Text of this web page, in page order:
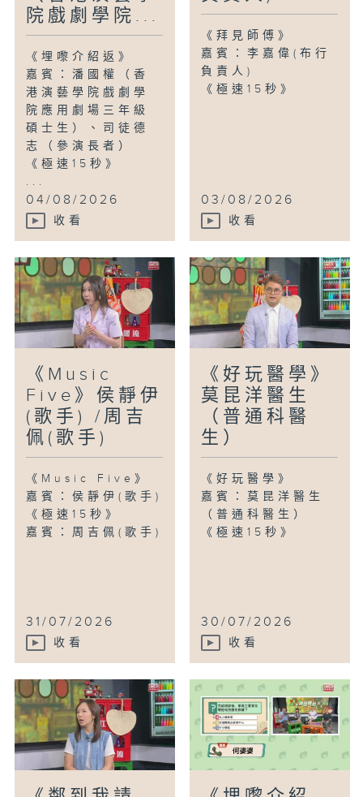
院戲劇學院...
《埋嚟介紹返》
嘉賓：潘國權（香
港演藝學院戲劇學
院應用劇場三年級
碩士生）、司徒德
志（參演長者）
《極速15秒》
...
04/08/2026
收看
《拜見師傅》
嘉賓：李嘉偉(布行
負責人)
《極速15秒》
03/08/2026
收看
《Music
Five》侯靜伊
(歌手) /周吉
佩(歌手)
《Music Five》
嘉賓：侯靜伊(歌手)
《極速15秒》
嘉賓：周吉佩(歌手)
31/07/2026
收看
《好玩醫學》
莫昆洋醫生
（普通科醫
生）
《好玩醫學》
嘉賓：莫昆洋醫生
（普通科醫生）
《極速15秒》
30/07/2026
收看